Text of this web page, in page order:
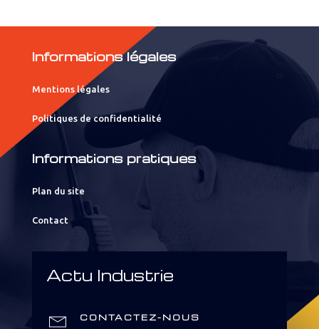
Informations légales
Mentions légales
Politiques de confidentialité
Informations pratiques
Plan du site
Contact
Actu Industrie
CONTACTEZ-NOUS